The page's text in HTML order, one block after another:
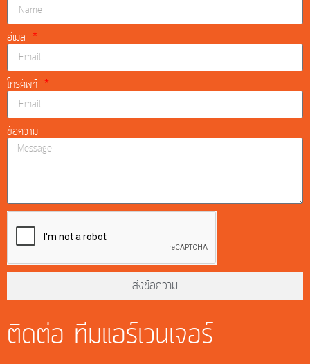
อีเมล
โทรศัพท์
ข้อความ
ส่งข้อความ
ติดต่อ ทีมแอร์เวนเจอร์